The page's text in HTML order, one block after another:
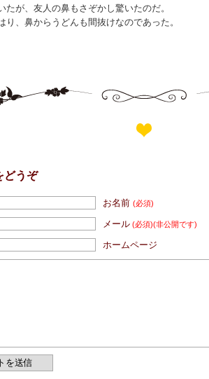
たが、友人の鼻もさぞかし驚いたのだ。
り、鼻からうどんも間抜けなのであった。
どうぞ
お名前(必須)
メール (必須)(非公開です)
ホームページ